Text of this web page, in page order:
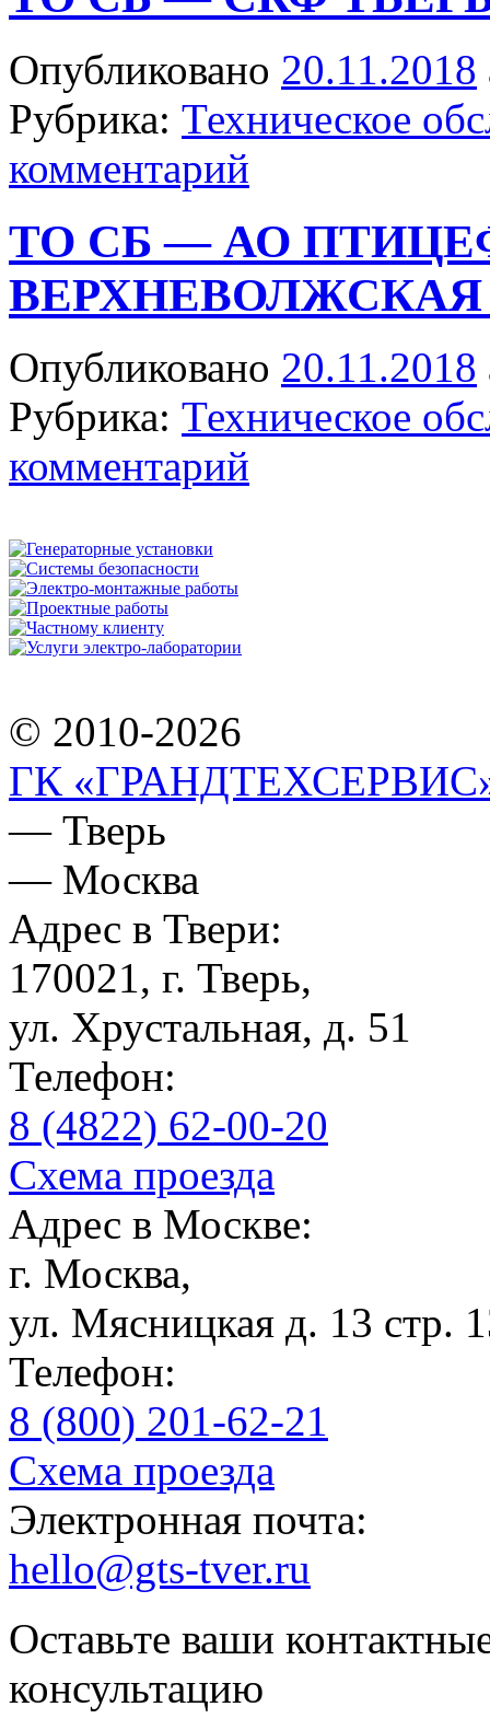
Опубликовано 20.11.2018
Рубрика: Техническое
комментарий
ТО СБ — АО
ВЕРХНЕВОЛЖСКАЯ
Опубликовано 20.11.2018
Рубрика: Техническое
комментарий
© 2010-2026
ГК
— Тверь
— Москва
Адрес в Твери:
170021, г. Тверь,
ул. Хрустальная, д. 51
Телефон:
8 (4822) 62-00-20
Схема проезда
Адрес в Москве:
г. Москва,
ул. Мясницкая д. 13 стр.
Телефон:
8 (800) 201-62-21
Схема проезда
Электронная почта:
hello@gts-tver.ru
Оставьте ваши
консультацию